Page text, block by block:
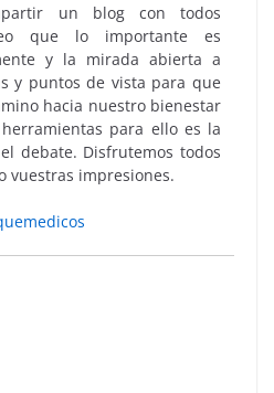
un blog con todos
que lo importante es
y la mirada abierta a
y puntos de vista para que
hacia nuestro bienestar
para ello es la
debate. Disfrutemos todos
vuestras impresiones.